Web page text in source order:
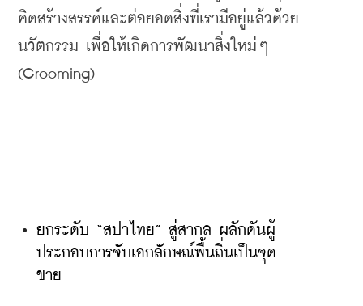
คิดสร้างสรรค์และต่อยอดสิ่งที่เรามีอยู่แล้วด้วย
นวัตกรรม เพื่อให้เกิดการพัฒนาสิ่งใหม่ๆ
(Grooming)
ยกระดับ “สปาไทย” สู่สากล ผลักดันผู้
ประกอบการจับเอกลักษณ์พื้นถิ่นเป็นจุด
ขาย